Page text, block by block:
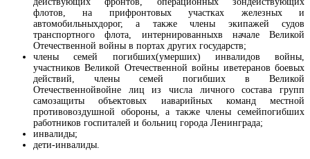
флотов, на прифронтовых участках железных и
автомобильныхдорог, а также члены экипажей судов
транспортного флота, интернированныхв начале Великой
Отечественной войны в портах других государств;
члены семей погибших(умерших) инвалидов войны,
участников Великой Отечественной войны иветеранов боевых
действий, члены семей погибших в Великой
Отечественнойвойне лиц из числа личного состава групп
самозащиты объектовых иаварийных команд местной
противовоздушной обороны, а также члены семейпогибших
работников госпиталей и больниц города Ленинграда;
инвалиды;
дети-инвалиды.